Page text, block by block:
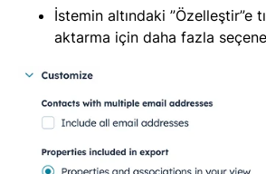
İstemin altındaki ”Özelleştir”e
aktarma için daha fazla